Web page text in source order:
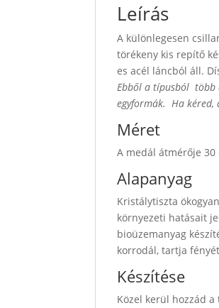
Leírás
A különlegesen
törékeny kis repítő
es acél láncból áll.
Ebből a típusból több
egyformák. Ha kéred,
Méret
A medál átmérője
Alapanyag
Kristálytiszta
környezeti hatásait
bioüzemanyag
korrodál, tartja
Készítése
Közel kerül hozzád